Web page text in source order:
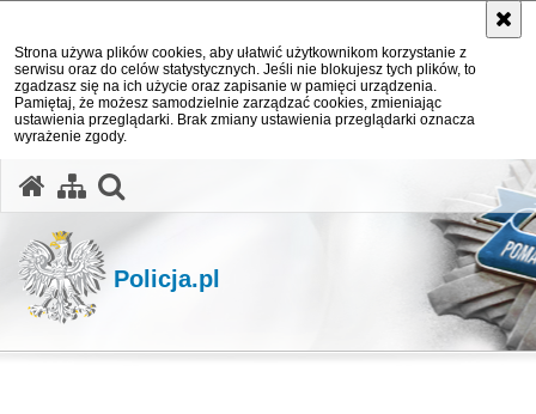
Strona używa plików cookies, aby ułatwić użytkownikom korzystanie z
serwisu oraz do celów statystycznych. Jeśli nie blokujesz tych plików, to
zgadzasz się na ich użycie oraz zapisanie w pamięci urządzenia.
Pamiętaj, że możesz samodzielnie zarządzać cookies, zmieniając
ustawienia przeglądarki. Brak zmiany ustawienia przeglądarki oznacza
wyrażenie zgody.
Policja.pl